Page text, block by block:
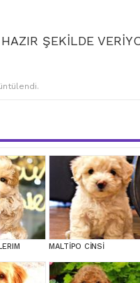
ŞEKİLDE
MALTİPO CİNSİ